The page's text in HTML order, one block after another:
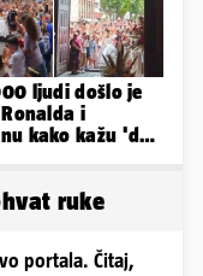
ljudi došlo je
i
kako kažu 'da'.
ruke
portala. Čitaj,